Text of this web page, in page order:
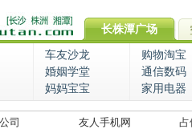
长株潭广场
车友沙龙
购物淘宝
婚姻学堂
通信数码
妈妈宝宝 家用电器
司 友人手机网
占